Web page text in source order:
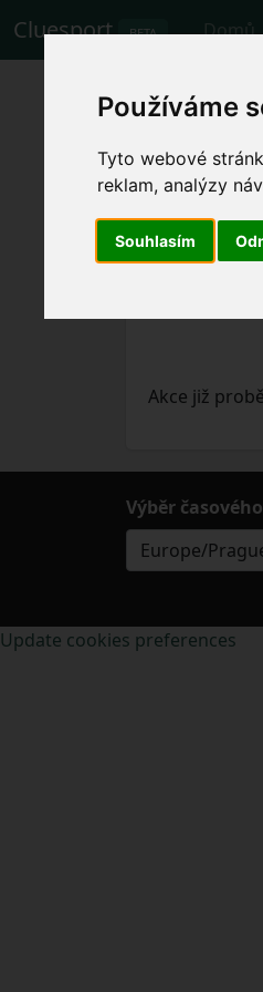
Používáme
Tyto webové
reklam, analýzy
Souhlasím
Cluesport BETA Domů
Akce již
Výběr
Europe/
Update cookies preferences